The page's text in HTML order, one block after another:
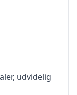
udvidelig